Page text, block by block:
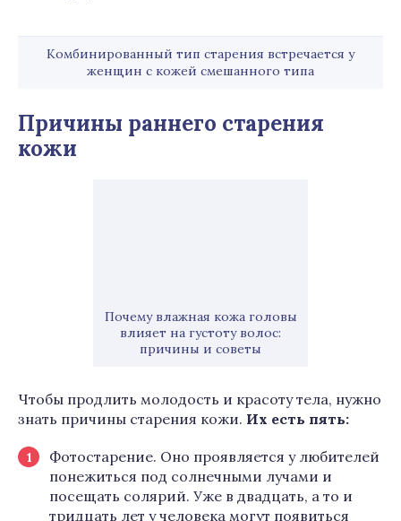
Комбинированный тип старения встречается у
женщин с кожей смешанного типа
Причины раннего старения
кожи
Почему влажная кожа головы
влияет на густоту волос:
причины и советы
Чтобы продлить молодость и красоту тела, нужно
знать причины старения кожи. Их есть пять:
Фотостарение. Оно проявляется у любителей
понежиться под солнечными лучами и
посещать солярий. Уже в двадцать, а то и
тридцать лет у человека могут появиться